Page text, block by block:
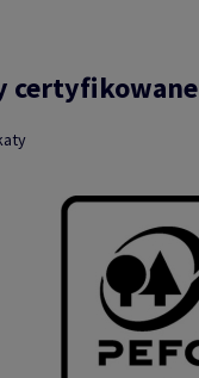
certyfikowane